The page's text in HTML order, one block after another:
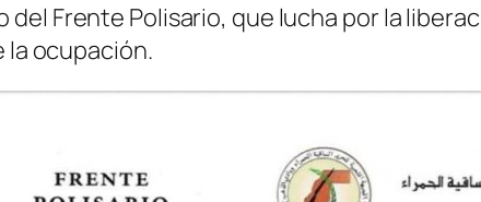
Frente Polisario, que lucha por la
la ocupación.